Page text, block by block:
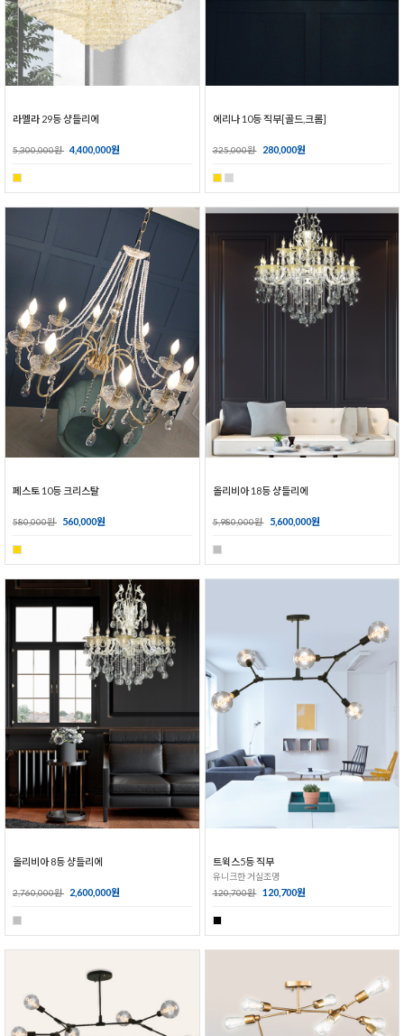
라멜라 29등 샹들리에
5,300,000원 4,400,000원
에리나 10등 직부[골드,크롬]
325,000원 280,000원
페스토 10등 크리스탈
580,000원 560,000원
올리비아 18등 샹들리에
5,980,000원 5,600,000원
올리비아 8등 샹들리에
2,760,000원 2,600,000원
트윅스5등 직부
유니크한 거실조명
120,700원 120,700원